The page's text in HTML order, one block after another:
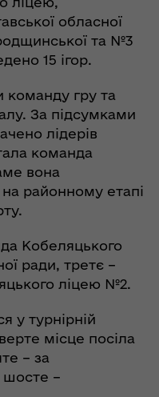
обласної
та №3
15 ігор.
команду гру та
За підсумками
лідерів
команда
вона
районному етапі
Кобеляцького
ради, третє –
ліцею №2.
у турнірній
місце посіла
– за
–